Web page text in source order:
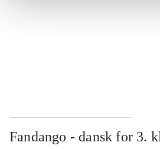
Fandango - dansk for 3.